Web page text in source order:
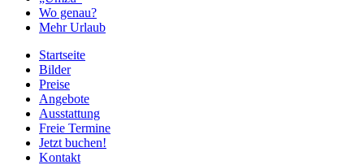
Wo genau?
Mehr Urlaub
Startseite
Bilder
Preise
Angebote
Ausstattung
Freie Termine
Jetzt buchen!
Kontakt